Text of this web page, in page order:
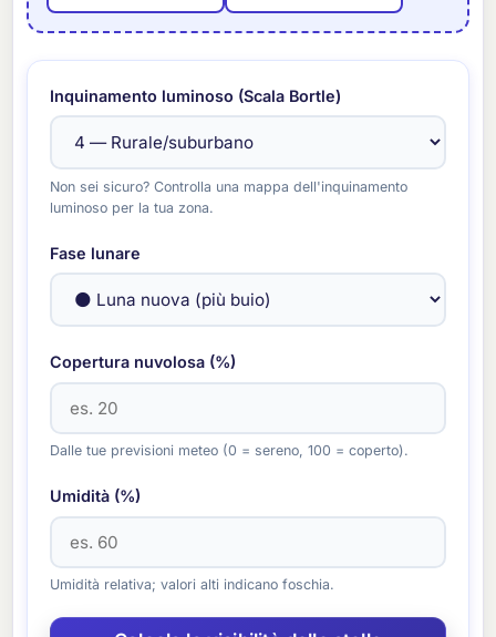
Inquinamento luminoso (Scala Bortle)
Non sei sicuro? Controlla una mappa dell'inquinamento
luminoso per la tua zona.
Fase lunare
Copertura nuvolosa (%)
Dalle tue previsioni meteo (0 = sereno, 100 = coperto).
Umidità (%)
Umidità relativa; valori alti indicano foschia.